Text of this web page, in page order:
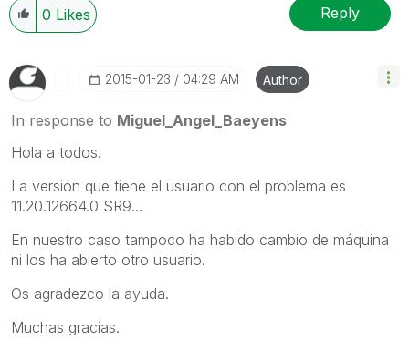
0 Likes Reply
‎2015-01-23 04:29 AM Author
In response to Miguel_Angel_Baeyens
Hola a todos.
La versión que tiene el usuario con el problema es
11.20.12664.0 SR9...
En nuestro caso tampoco ha habido cambio de máquina
ni los ha abierto otro usuario.
Os agradezco la ayuda.
Muchas gracias.